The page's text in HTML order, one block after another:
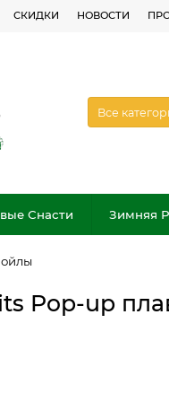
СКИДКИ НОВОСТИ
Все
Снасти Зимняя
Pop-up